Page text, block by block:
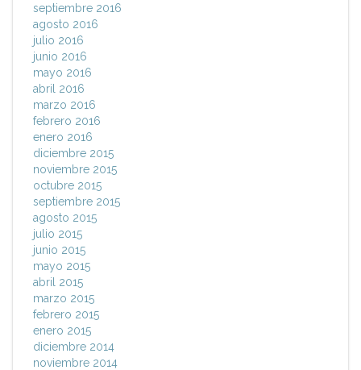
septiembre 2016
agosto 2016
julio 2016
junio 2016
mayo 2016
abril 2016
marzo 2016
febrero 2016
enero 2016
diciembre 2015
noviembre 2015
octubre 2015
septiembre 2015
agosto 2015
julio 2015
junio 2015
mayo 2015
abril 2015
marzo 2015
febrero 2015
enero 2015
diciembre 2014
noviembre 2014